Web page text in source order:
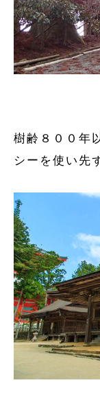
樹齢８００年
シーを使い先